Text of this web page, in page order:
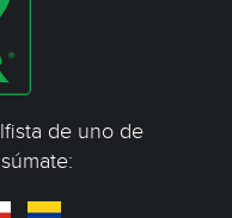
de uno de